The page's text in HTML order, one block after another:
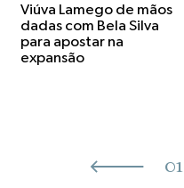
Viúva Lamego de mãos
dadas com Bela Silva
para apostar na
expansão
01